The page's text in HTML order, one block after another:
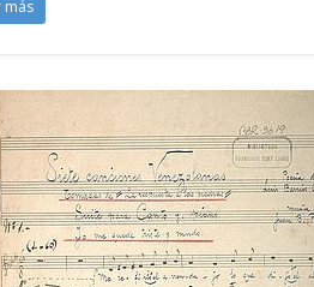
más